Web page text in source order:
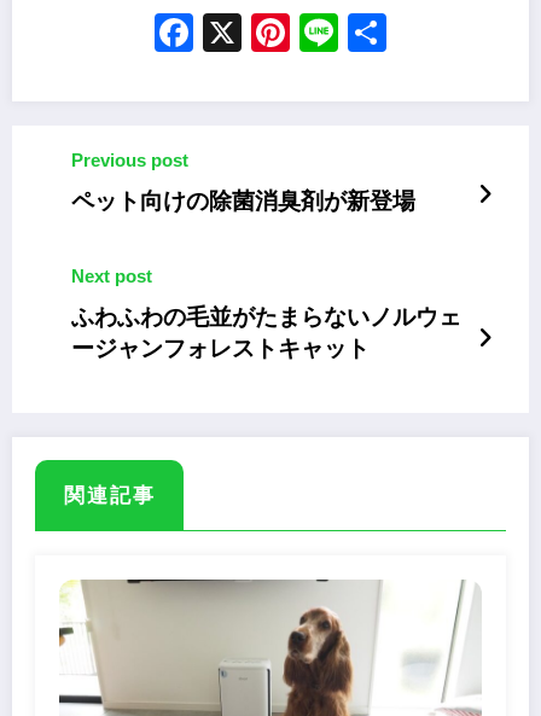
Facebook
X Pinterest
Line
Previous post
ペット向けの除菌消臭剤が新登場
Next post
ふわふわの毛並がたまらないノルウェ
ージャンフォレストキャット
関連記事